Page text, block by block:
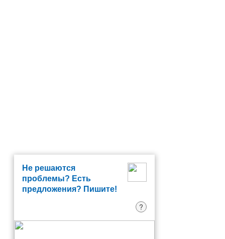
Не решаются
проблемы? Есть
предложения? Пишите!
?